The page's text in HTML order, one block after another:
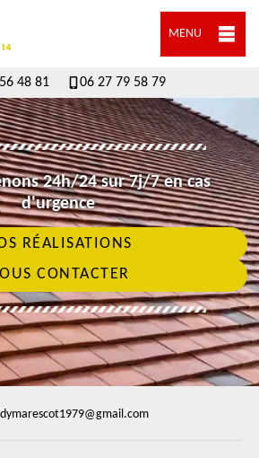
MENU
48 81 06 27 79 58 79
24h/24 sur 7j/7 en cas
d'urgence
RÉALISATIONS
CONTACTER